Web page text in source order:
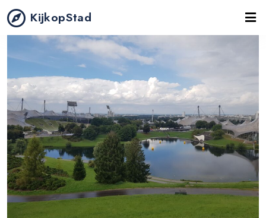
KijkopStad